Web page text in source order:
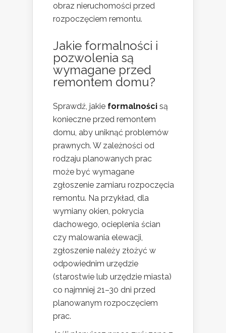
obraz nieruchomości przed
rozpoczęciem remontu.
Jakie formalności i
pozwolenia są
wymagane przed
remontem domu?
Sprawdź, jakie formalności są
konieczne przed remontem
domu, aby uniknąć problemów
prawnych. W zależności od
rodzaju planowanych prac
może być wymagane
zgłoszenie zamiaru rozpoczęcia
remontu. Na przykład, dla
wymiany okien, pokrycia
dachowego, ocieplenia ścian
czy malowania elewacji,
zgłoszenie należy złożyć w
odpowiednim urzędzie
(starostwie lub urzędzie miasta)
co najmniej 21–30 dni przed
planowanym rozpoczęciem
prac.